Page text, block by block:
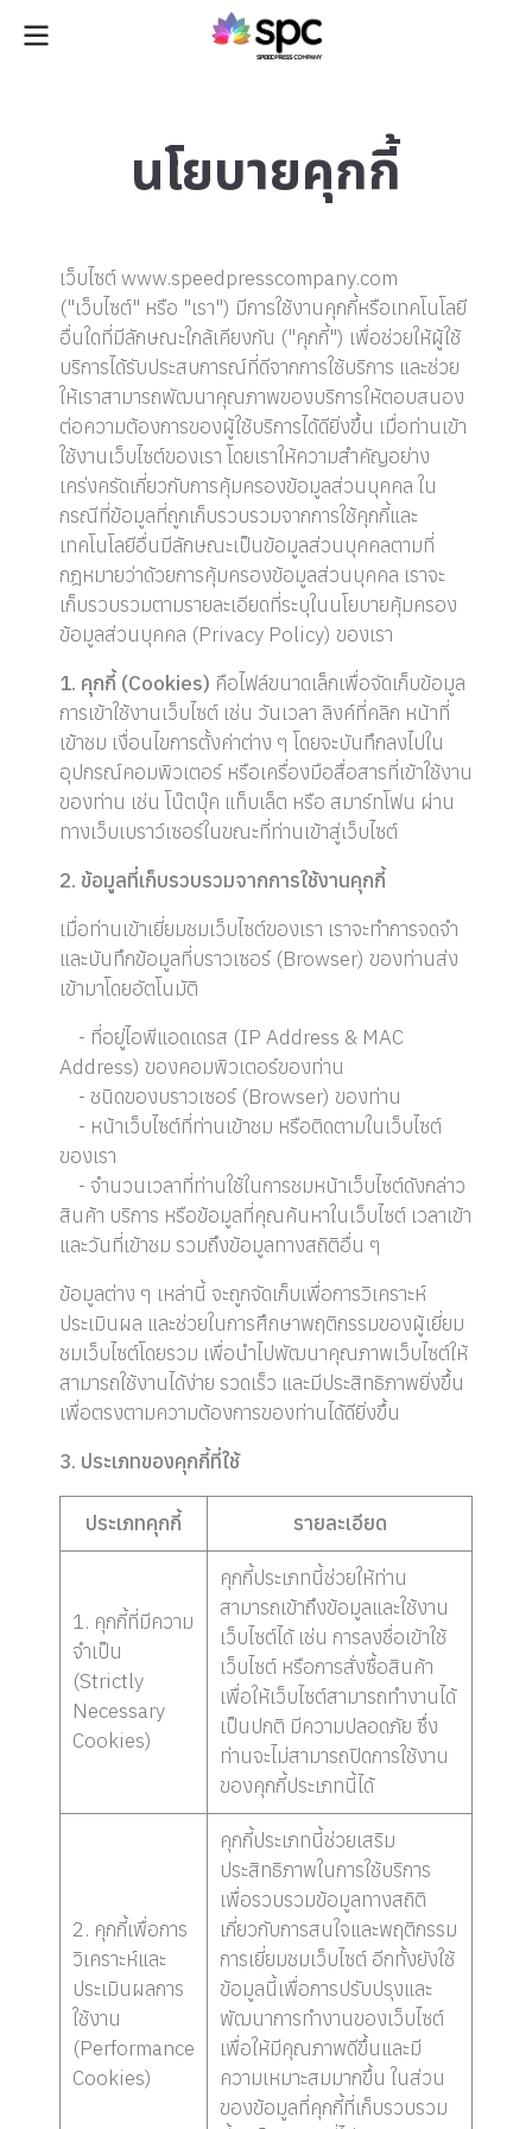
นโยบายคุกกี้
เว็บไซต์ www.speedpresscompany.com
("เว็บไซต์" หรือ "เรา") มีการใช้งานคุกกี้หรือเทคโนโลยี
อื่นใดที่มีลักษณะใกล้เคียงกัน ("คุกกี้") เพื่อช่วยให้ผู้ใช้
บริการได้รับประสบการณ์ที่ดีจากการใช้บริการ และช่วย
ให้เราสามารถพัฒนาคุณภาพของบริการให้ตอบสนอง
ต่อความต้องการของผู้ใช้บริการได้ดียิ่งขึ้น เมื่อท่านเข้า
ใช้งานเว็บไซต์ของเรา โดยเราให้ความสำคัญอย่าง
เคร่งครัดเกี่ยวกับการคุ้มครองข้อมูลส่วนบุคคล ใน
กรณีที่ข้อมูลที่ถูกเก็บรวบรวมจากการใช้คุกกี้และ
เทคโนโลยีอื่นมีลักษณะเป็นข้อมูลส่วนบุคคลตามที่
กฎหมายว่าด้วยการคุ้มครองข้อมูลส่วนบุคคล เราจะ
เก็บรวบรวมตามรายละเอียดที่ระบุในนโยบายคุ้มครอง
ข้อมูลส่วนบุคคล (Privacy Policy) ของเรา
1. คุกกี้ (Cookies) คือไฟล์ขนาดเล็กเพื่อจัดเก็บข้อมูล
การเข้าใช้งานเว็บไซต์ เช่น วันเวลา ลิงค์ที่คลิก หน้าที่
เข้าชม เงื่อนไขการตั้งค่าต่าง ๆ โดยจะบันทึกลงไปใน
อุปกรณ์คอมพิวเตอร์ หรือเครื่องมือสื่อสารที่เข้าใช้งาน
ของท่าน เช่น โน๊ตบุ๊ค แท็บเล็ต หรือ สมาร์ทโฟน ผ่าน
ทางเว็บเบราว์เซอร์ในขณะที่ท่านเข้าสู่เว็บไซต์
2. ข้อมูลที่เก็บรวบรวมจากการใช้งานคุกกี้
เมื่อท่านเข้าเยี่ยมชมเว็บไซต์ของเรา เราจะทำการจดจำ
และบันทึกข้อมูลที่บราวเซอร์ (Browser) ของท่านส่ง
เข้ามาโดยอัตโนมัติ
- ที่อยู่ไอพีแอดเดรส (IP Address & MAC
Address) ของคอมพิวเตอร์ของท่าน
- ชนิดของบราวเซอร์ (Browser) ของท่าน
- หน้าเว็บไซต์ที่ท่านเข้าชม หรือติดตามในเว็บไซต์
ของเรา
- จำนวนเวลาที่ท่านใช้ในการชมหน้าเว็บไซต์ดังกล่าว
สินค้า บริการ หรือข้อมูลที่คุณค้นหาในเว็บไซต์ เวลาเข้า
และวันที่เข้าชม รวมถึงข้อมูลทางสถิติอื่น ๆ
ข้อมูลต่าง ๆ เหล่านี้ จะถูกจัดเก็บเพื่อการวิเคราะห์
ประเมินผล และช่วยในการศึกษาพฤติกรรมของผู้เยี่ยม
ชมเว็บไซต์โดยรวม เพื่อนำไปพัฒนาคุณภาพเว็บไซต์ให้
สามารถใช้งานได้ง่าย รวดเร็ว และมีประสิทธิภาพยิ่งขึ้น
เพื่อตรงตามความต้องการของท่านได้ดียิ่งขึ้น
3. ประเภทของคุกกี้ที่ใช้
ประเภทคุกกี้ รายละเอียด
1. คุกกี้ที่มีความ
จำเป็น
(Strictly
Necessary
Cookies)
คุกกี้ประเภทนี้ช่วยให้ท่าน
สามารถเข้าถึงข้อมูลและใช้งาน
เว็บไซต์ได้ เช่น การลงชื่อเข้าใช้
เว็บไซต์ หรือการสั่งซื้อสินค้า
เพื่อให้เว็บไซต์สามารถทำงานได้
เป็นปกติ มีความปลอดภัย ซึ่ง
ท่านจะไม่สามารถปิดการใช้งาน
ของคุกกี้ประเภทนี้ได้
2. คุกกี้เพื่อการ
วิเคราะห์และ
ประเมินผลการ
ใช้งาน
(Performance
Cookies)
คุกกี้ประเภทนี้ช่วยเสริม
ประสิทธิภาพในการใช้บริการ
เพื่อรวบรวมข้อมูลทางสถิติ
เกี่ยวกับการสนใจและพฤติกรรม
การเยี่ยมชมเว็บไซต์ อีกทั้งยังใช้
ข้อมูลนี้เพื่อการปรับปรุงและ
พัฒนาการทำงานของเว็บไซต์
เพื่อให้มีคุณภาพดีขึ้นและมี
ความเหมาะสมมากขึ้น ในส่วน
ของข้อมูลที่คุกกี้ที่เก็บรวบรวม